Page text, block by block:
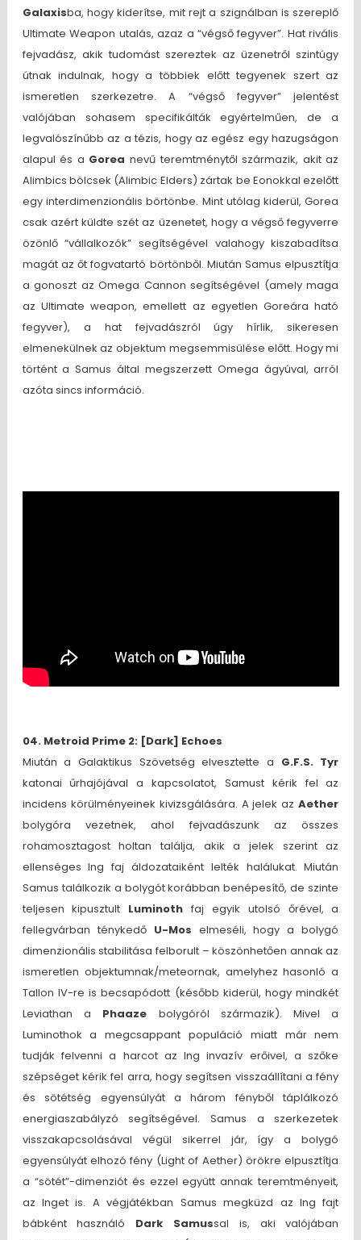
Galaxisba, hogy kiderítse, mit rejt a szignálban is szereplő
Ultimate Weapon utalás, azaz a “végső fegyver”. Hat rivális
fejvadász, akik tudomást szereztek az üzenetről szintúgy
útnak indulnak, hogy a többiek előtt tegyenek szert az
ismeretlen szerkezetre. A “végső fegyver” jelentést
valójában sohasem specifikálták egyértelműen, de a
legvalószínűbb az a tézis, hogy az egész egy hazugságon
alapul és a Gorea nevű teremtménytől származik, akit az
Alimbics bölcsek (Alimbic Elders) zártak be Eonokkal ezelőtt
egy interdimenzionális börtönbe. Mint utólag kiderül, Gorea
csak azért küldte szét az üzenetet, hogy a végső fegyverre
özönlő “vállalkozók” segítségével valahogy kiszabadítsa
magát az őt fogvatartó börtönből. Miután Samus elpusztítja
a gonoszt az Omega Cannon segítségével (amely maga
az Ultimate weapon, emellett az egyetlen Goreára ható
fegyver), a hat fejvadászról úgy hírlik, sikeresen
elmenekülnek az objektum megsemmisülése előtt. Hogy mi
történt a Samus által megszerzett Omega ágyúval, arról
azóta sincs információ.
04. Metroid Prime 2: [Dark] Echoes
Miután a Galaktikus Szövetség elvesztette a G.F.S. Tyr
katonai űrhajójával a kapcsolatot, Samust kérik fel az
incidens körülményeinek kivizsgálására. A jelek azAether
bolygóra vezetnek, ahol fejvadászunk az összes
rohamosztagost holtan találja, akik a jelek szerint az
ellenséges Ing faj áldozataiként lelték halálukat. Miután
Samus találkozik a bolygót korábban benépesítő, de szinte
teljesen kipusztult Luminoth faj egyik utolsó őrével, a
fellegvárban ténykedő U-Mos elmeséli, hogy a bolygó
dimenzionális stabilitása felborult – köszönhetően annak az
ismeretlen objektumnak/meteornak, amelyhez hasonló a
Tallon IV-re is becsapódott (később kiderül, hogy mindkét
Leviathan a Phaaze bolygóról származik). Mivel a
Luminothok a megcsappant populáció miatt már nem
tudják felvenni a harcot az Ing invazív erőivel, a szőke
szépséget kérik fel arra, hogy segítsen visszaállítani a fény
és sötétség egyensúlyát a három fényből táplálkozó
energiaszabályzó segítségével. Samus a szerkezetek
visszakapcsolásával végül sikerrel jár, így a bolygó
egyensúlyát elhozó fény (Light of Aether) örökre elpusztítja
a “sötét”-dimenziót és ezzel együtt annak teremtményeit,
az Inget is. A végjátékban Samus megküzd az Ing fajt
bábként használó Dark Samussal is, aki valójában